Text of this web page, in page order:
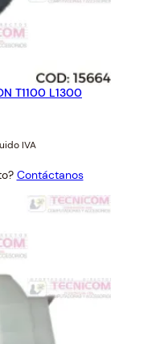
T1100 L1300
IVA
Contáctanos